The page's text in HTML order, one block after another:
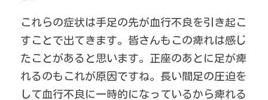
これらの症状は手足の先が血行不良を引き起こ
すことで出てきます。皆さんもこの痺れは感じ
たことがあると思います。正座のあとに足が痺
れるのもこれが原因ですね。長い間足の圧迫を
して血行不良に一時的になっているから痺れる